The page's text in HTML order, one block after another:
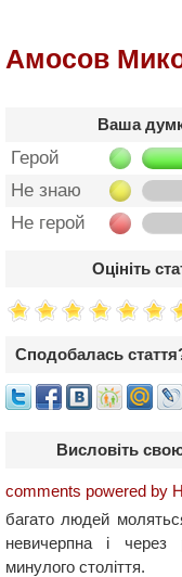
Амосов
Ваша
Герой
Не знаю
Не герой
Оцініть
Сподобалась
Висловіть
comments powered by
багато людей
невичерпна і через
минулого століття.